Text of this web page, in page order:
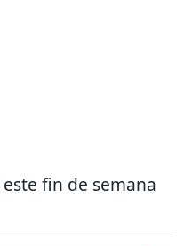
fin de semana